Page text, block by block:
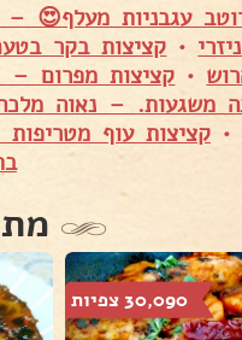
עגבניות מעלף😍 –
• קציצות בקר
• קציצות מפרום –
משגעות. – נאוה
•קציצות עוף מטריפות
30,090 צפיות